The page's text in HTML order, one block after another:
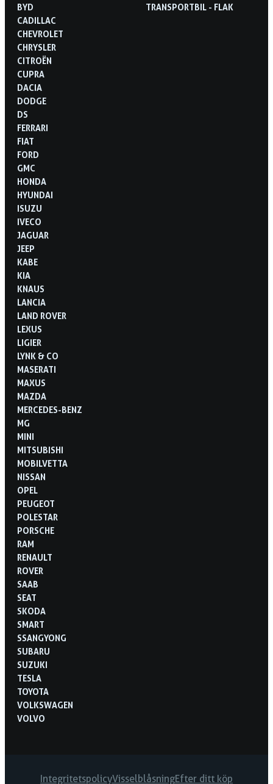
BYD
CADILLAC
CHEVROLET
CHRYSLER
CITROËN
CUPRA
DACIA
DODGE
DS
FERRARI
FIAT
FORD
GMC
HONDA
HYUNDAI
ISUZU
IVECO
JAGUAR
JEEP
KABE
KIA
KNAUS
LANCIA
LAND ROVER
LEXUS
LIGIER
LYNK & CO
MASERATI
MAXUS
MAZDA
MERCEDES-BENZ
MG
MINI
MITSUBISHI
MOBILVETTA
NISSAN
OPEL
PEUGEOT
POLESTAR
PORSCHE
RAM
RENAULT
ROVER
SAAB
SEAT
SKODA
SMART
SSANGYONG
SUBARU
SUZUKI
TESLA
TOYOTA
VOLKSWAGEN
VOLVO
TRANSPORTBIL - FLAK
IntegritetspolicyVisselblåsningEfter ditt köp